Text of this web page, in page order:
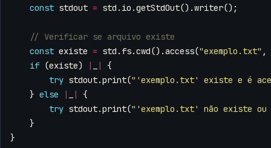
const stdout = std . io .getStdOut().writer();
const existe = std . fs.cwd().access("exemplo.txt" ,
if (existe) | |
{
try stdout.print("'exemplo.txt' existe e é
} else | |
{
try stdout.print("'exemplo.txt' não existe ou
}
}